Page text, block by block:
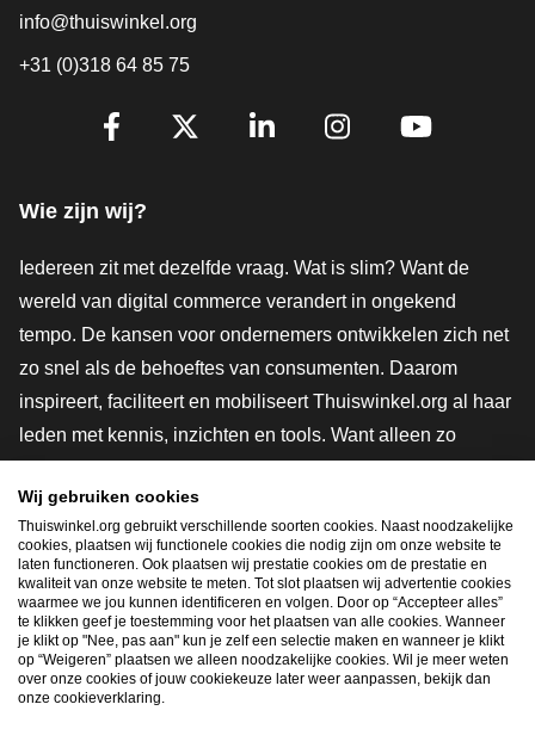
info@thuiswinkel.org
+31 (0)318 64 85 75
Volg je ons al?
Wie zijn wij?
Iedereen zit met dezelfde vraag. Wat is slim? Want de
wereld van digital commerce verandert in ongekend
tempo. De kansen voor ondernemers ontwikkelen zich net
zo snel als de behoeftes van consumenten. Daarom
inspireert, faciliteert en mobiliseert Thuiswinkel.org al haar
leden met kennis, inzichten en tools. Want alleen zo
innovatievere toekomst. Dus groei ook mee en maak
shoppen slimmer.
Lid worden
Snel navigeren
Wij gebruiken cookies
Thuiswinkel.org gebruikt verschillende soorten cookies. Naast noodzakelijke
cookies, plaatsen wij functionele cookies die nodig zijn om onze website te
laten functioneren. Ook plaatsen wij prestatie cookies om de prestatie en
kwaliteit van onze website te meten. Tot slot plaatsen wij advertentie cookies
waarmee we jou kunnen identificeren en volgen. Door op “Accepteer alles”
te klikken geef je toestemming voor het plaatsen van alle cookies. Wanneer
je klikt op "Nee, pas aan" kun je zelf een selectie maken en wanneer je klikt
op “Weigeren” plaatsen we alleen noodzakelijke cookies. Wil je meer weten
over onze cookies of jouw cookiekeuze later weer aanpassen, bekijk dan
onze cookieverklaring.